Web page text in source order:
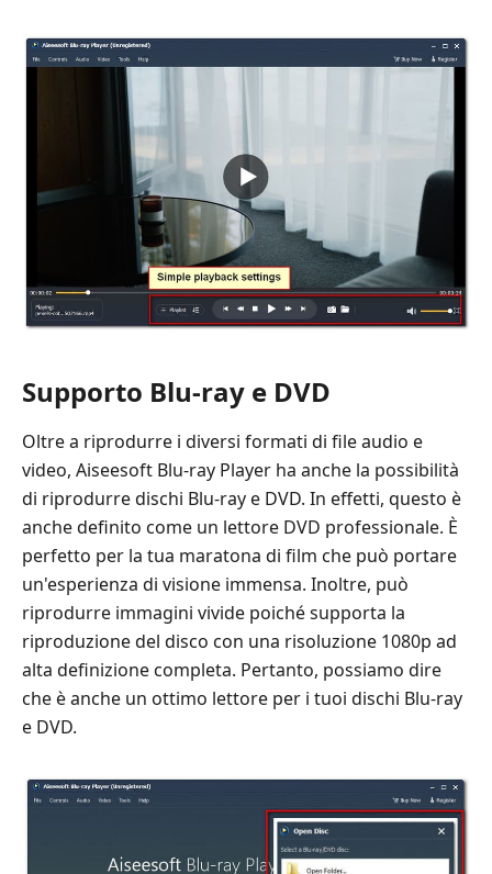
Supporto Blu-ray e DVD
Oltre a riprodurre i diversi formati di file audio e
video, Aiseesoft Blu-ray Player ha anche la possibilità
di riprodurre dischi Blu-ray e DVD. In effetti, questo è
anche definito come un lettore DVD professionale. È
perfetto per la tua maratona di film che può portare
un'esperienza di visione immensa. Inoltre, può
riprodurre immagini vivide poiché supporta la
riproduzione del disco con una risoluzione 1080p ad
alta definizione completa. Pertanto, possiamo dire
che è anche un ottimo lettore per i tuoi dischi Blu-ray
e DVD.